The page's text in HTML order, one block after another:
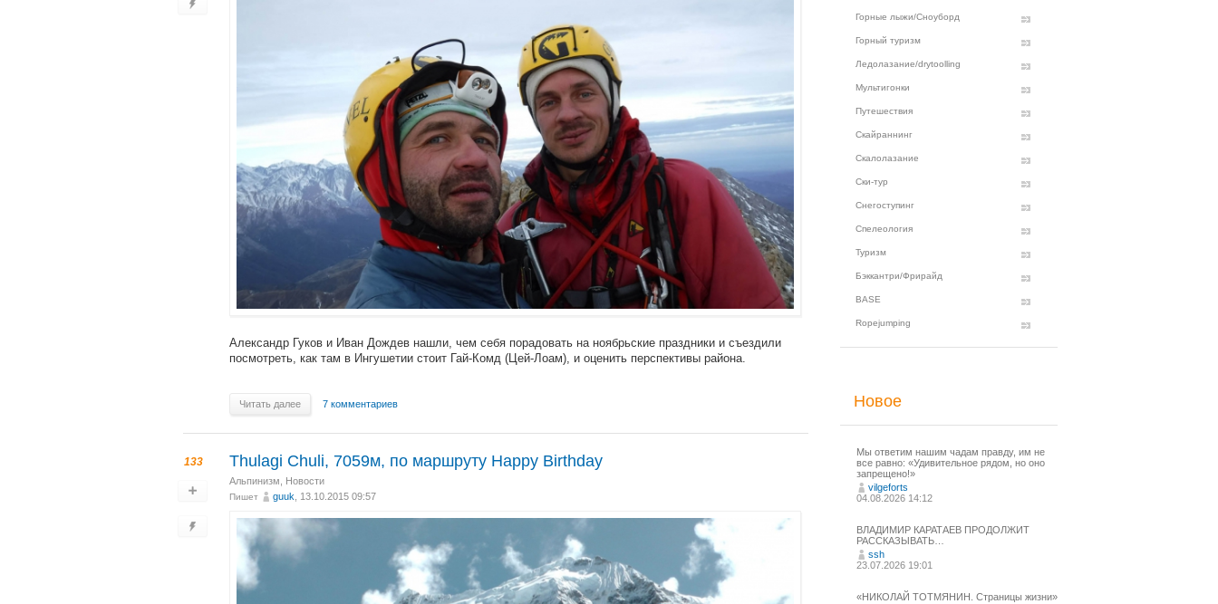
Александр Гуков и Иван Дождев нашли, чем себя порадовать на ноябрьские праздники и съездили
посмотреть, как там в Ингушетии стоит Гай-Комд (Цей-Лоам), и оценить перспективы района.
Читать далее 7 комментариев
133 Thulagi Chuli, 7059м, по маршруту Happy Birthday
Альпинизм Новости
Пишет guuk , 13.10.2015 09:57
Горные лыжи/Сноуборд
Горный туризм
Ледолазание/drytoolling
Мультигонки
Путешествия
Скайраннинг
Скалолазание
Ски-тур
Снегоступинг
Спелеология
Туризм
Бэккантри/Фрирайд
BASE
Ropejumping
Новое
Мы ответим нашим чадам правду, им не
все равно: «Удивительное рядом, но оно
запрещено!»
vilgeforts
04.08.2026 14:12
ВЛАДИМИР КАРАТАЕВ ПРОДОЛЖИТ
РАССКАЗЫВАТЬ…
ssh
23.07.2026 19:01
«НИКОЛАЙ ТОТМЯНИН. Страницы жизни»